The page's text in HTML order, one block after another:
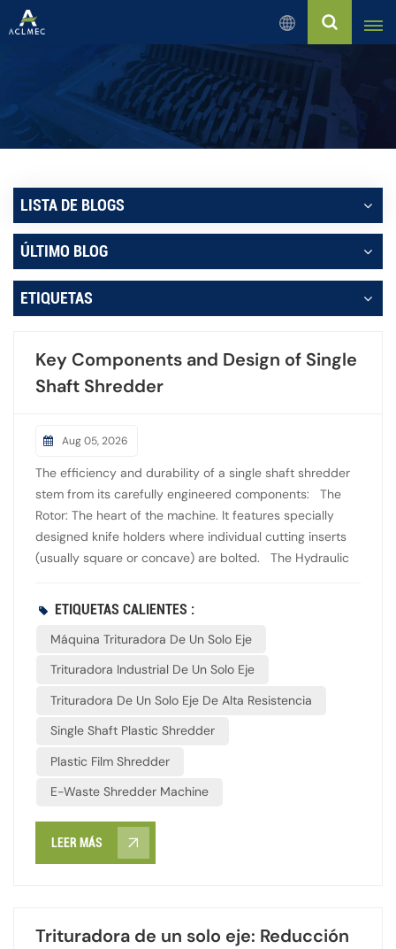
Español
English
Русский
Español
بالعربية
Français
Português
LISTA DE BLOGS
ÚLTIMO BLOG
ETIQUETAS
Key Components and Design of Single
Shaft Shredder
Aug 05, 2026
The efficiency and durability of a single shaft shredder
stem from its carefully engineered components: The
Rotor: The heart of the machine. It features specially
designed knife holders where individual cutting inserts
(usually square or concave) are bolted. The Hydraulic
material stored in the hopper toward the rotating cutting
preventing the machine from choking. The Screen:
Positioned directly beneath the rotor, the screen
cutting chamber until it is small enough to pass through
the holes of the screen. Drive System: Typically
a heavy-duty gearbox to handle high-resistance shock
loads.
ETIQUETAS CALIENTES :
Máquina Trituradora De Un Solo Eje
Trituradora Industrial De Un Solo Eje
Trituradora De Un Solo Eje De Alta Resistencia
Single Shaft Plastic Shredder
Plastic Film Shredder
E-Waste Shredder Machine
LEER MÁS
Trituradora de un solo eje: Reducción